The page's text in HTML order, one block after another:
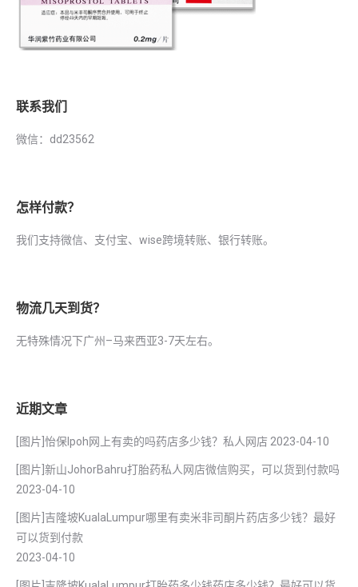
联系我们
微信：dd23562
怎样付款？
我们支持微信、支付宝、wise跨境转账、银行转账。
物流几天到货？
无特殊情况下广州–马来西亚3-7天左右。
近期文章
[图片]怡保lpoh网上有卖的吗药店多少钱？私人网店 2023-04-10
[图片]新山JohorBahru打胎药私人网店微信购买，可以货到付款吗
2023-04-10
[图片]吉隆坡KualaLumpur哪里有卖米非司酮片药店多少钱？最好
可以货到付款
2023-04-10